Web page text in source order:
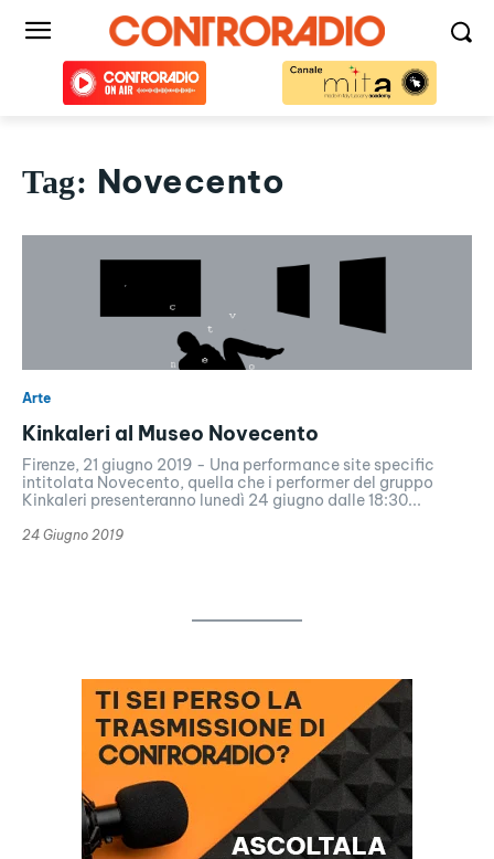
Tag: Novecento
Arte
Kinkaleri al Museo Novecento
Firenze, 21 giugno 2019 - Una performance site specific
intitolata Novecento, quella che i performer del gruppo
Kinkaleri presenteranno lunedì 24 giugno dalle 18:30...
24 Giugno 2019